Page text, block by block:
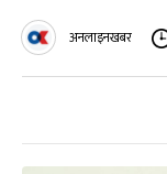
अनलाइनखबर